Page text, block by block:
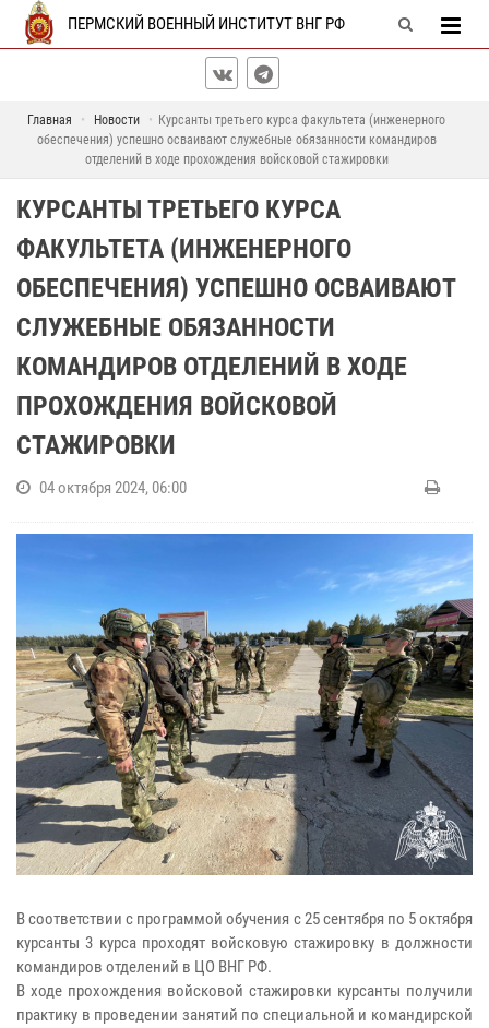
ПЕРМСКИЙ ВОЕННЫЙ ИНСТИТУТ ВНГ РФ
Главная Новости
Курсанты третьего курса факультета (инженерного
обеспечения) успешно осваивают служебные обязанности командиров
отделений в ходе прохождения войсковой стажировки
КУРСАНТЫ ТРЕТЬЕГО КУРСА
ФАКУЛЬТЕТА (ИНЖЕНЕРНОГО
ОБЕСПЕЧЕНИЯ) УСПЕШНО ОСВАИВАЮТ
СЛУЖЕБНЫЕ ОБЯЗАННОСТИ
КОМАНДИРОВ ОТДЕЛЕНИЙ В ХОДЕ
ПРОХОЖДЕНИЯ ВОЙСКОВОЙ
СТАЖИРОВКИ
04 октября 2024, 06:00
В соответствии с программой обучения с 25 сентября по 5 октября
курсанты 3 курса проходят войсковую стажировку в должности
командиров отделений в ЦО ВНГ РФ.
В ходе прохождения войсковой стажировки курсанты получили
практику в проведении занятий по специальной и командирской